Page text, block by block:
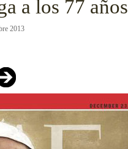
a los 77 años
2013